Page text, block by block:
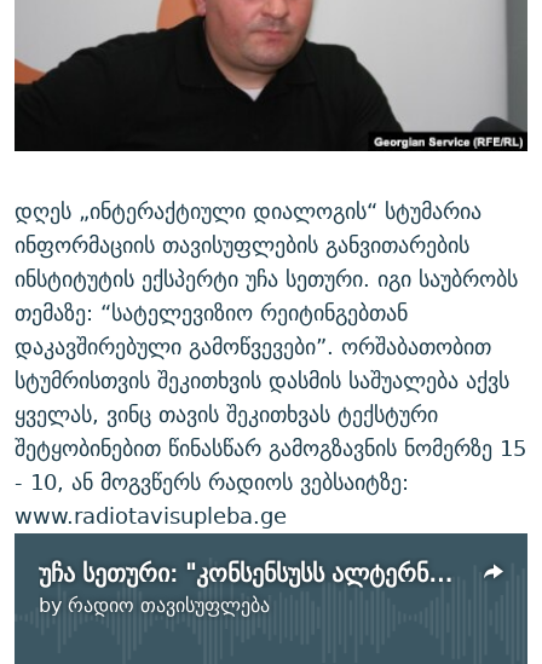
ᲛᲝᲚᲐᲞᲐᲠᲐᲙᲔ ᲢᲔᲥᲡᲢᲔᲑᲘ
ᲨᲘᲜ - ᲣᲪᲮᲝᲔᲗᲨᲘ
ᲚᲘᲢᲔᲠᲐᲢᲣᲠᲣᲚᲘ ᲬᲐᲮᲜᲐᲒᲔᲑᲘ
ᲐᲛᲔᲠᲘᲙᲣᲚᲘ ᲛᲝᲗᲮᲠᲝᲑᲐ
ᲘᲛᲞᲔᲠᲘᲐ ᲓᲐ ᲠᲐᲓᲘᲝ
ᲩᲔᲛᲘ ᲡᲘᲙᲕᲓᲘᲚᲘᲡ ᲛᲘᲖᲔᲖᲘᲐ COVID-19
11 ᲬᲔᲚᲘ - 11 ᲐᲛᲑᲐᲕᲘ
ᲡᲐᲞᲐᲠᲚᲐᲛᲔᲜᲢᲝ ᲐᲠᲩᲔᲕᲜᲔᲑᲘᲡ ᲘᲡᲢᲝᲠᲘᲐ
ᲑᲐᲕᲨᲕᲔᲑᲘ ᲞᲠᲝᲡᲢᲘᲢᲣᲪᲘᲐᲨᲘ - ᲐᲛᲝᲣᲗᲥᲛᲔᲚᲘ ᲐᲛᲑᲐᲕᲘ
5 ᲐᲛᲑᲐᲕᲘ - 20 ᲘᲕᲜᲘᲡᲡ ᲓᲐᲨᲐᲕᲔᲑᲣᲚᲔᲑᲘ
ᲐᲒᲕᲘᲡᲢᲝᲡ ᲝᲛᲘ
ПРИВЕТ ᲙᲣᲚᲢᲣᲠᲐ
დღეს „ინტერაქტიული დიალოგის“ სტუმარია
ინფორმაციის თავისუფლების განვითარების
ინსტიტუტის ექსპერტი უჩა სეთური. იგი საუბრობს
თემაზე: “სატელევიზიო რეიტინგებთან
დაკავშირებული გამოწვევები”. ორშაბათობით
სტუმრისთვის შეკითხვის დასმის საშუალება აქვს
ყველას, ვინც თავის შეკითხვას ტექსტური
შეტყობინებით წინასწარ გამოგზავნის ნომერზე 15
- 10, ან მოგვწერს რადიოს ვებსაიტზე:
www.radiotavisupleba.ge
უჩა სეთური: "კონსენსუსს ალტერნატივა არ გააჩნია"
byრადიო თავისუფლება
No media source currently